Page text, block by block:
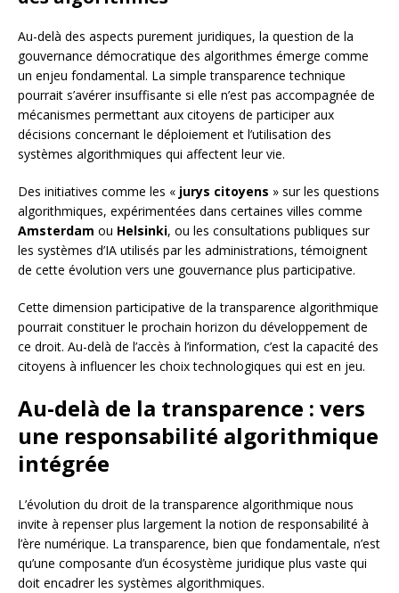
Au-delà des aspects purement juridiques, la question de la
gouvernance démocratique des algorithmes émerge comme
un enjeu fondamental. La simple transparence technique
pourrait s’avérer insuffisante si elle n’est pas accompagnée de
mécanismes permettant aux citoyens de participer aux
décisions concernant le déploiement et l’utilisation des
systèmes algorithmiques qui affectent leur vie.
Des initiatives comme les « jurys citoyens » sur les questions
algorithmiques, expérimentées dans certaines villes comme
Amsterdam ou Helsinki, ou les consultations publiques sur
les systèmes d’IA utilisés par les administrations, témoignent
de cette évolution vers une gouvernance plus participative.
Cette dimension participative de la transparence algorithmique
pourrait constituer le prochain horizon du développement de
ce droit. Au-delà de l’accès à l’information, c’est la capacité des
citoyens à influencer les choix technologiques qui est en jeu.
Au-delà de la transparence : vers
une responsabilité algorithmique
intégrée
L’évolution du droit de la transparence algorithmique nous
invite à repenser plus largement la notion de responsabilité à
l’ère numérique. La transparence, bien que fondamentale, n’est
qu’une composante d’un écosystème juridique plus vaste qui
doit encadrer les systèmes algorithmiques.